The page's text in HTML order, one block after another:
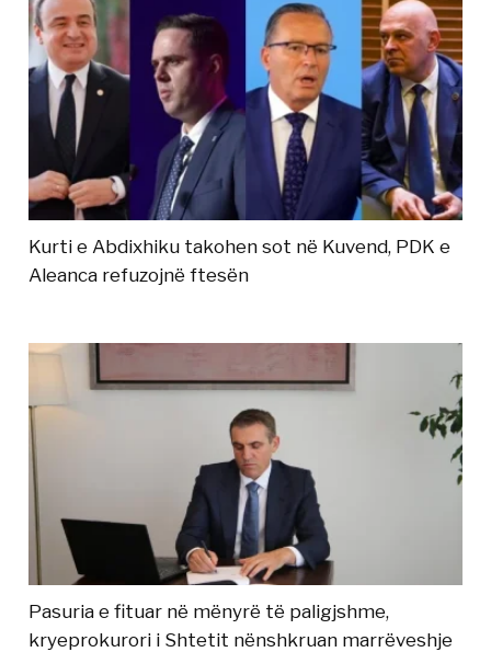
Kurti e Abdixhiku takohen sot në Kuvend, PDK e
Aleanca refuzojnë ftesën
Pasuria e fituar në mënyrë të paligjshme,
kryeprokurori i Shtetit nënshkruan marrëveshje